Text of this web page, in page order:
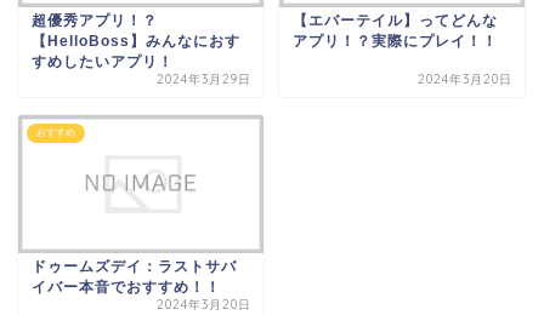
超優秀アプリ！？
【HelloBoss】みんなにおす
すめしたいアプリ！
2024年3月29日
【エバーテイル】ってどんな
アプリ！？実際にプレイ！！
2024年3月20日
おすすめ
ドゥームズデイ：ラストサバ
イバー本音でおすすめ！！
2024年3月20日